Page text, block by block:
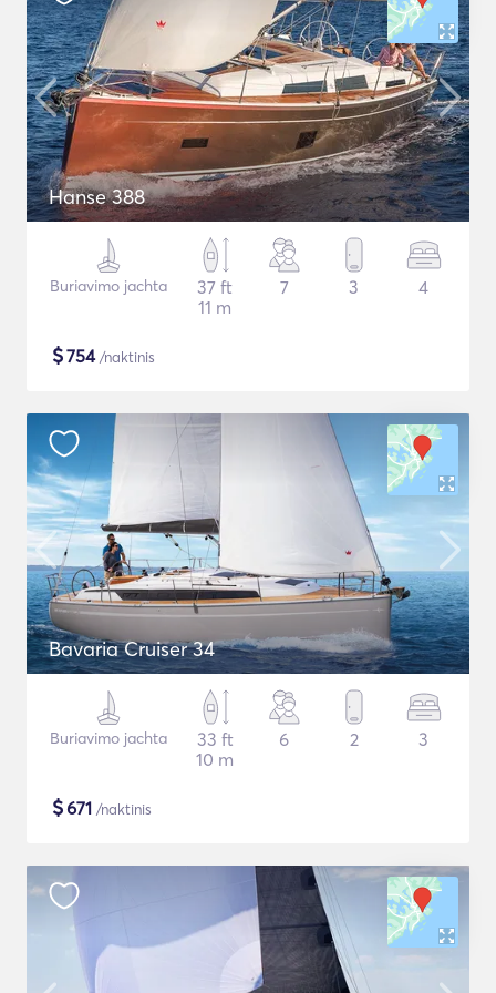
Hanse 388
Buriavimo jachta
37 ft
11 m
7 3 4
$754/naktinis
Bavaria Cruiser 34
Buriavimo jachta
33 ft
10 m
6 2 3
$671 /naktinis